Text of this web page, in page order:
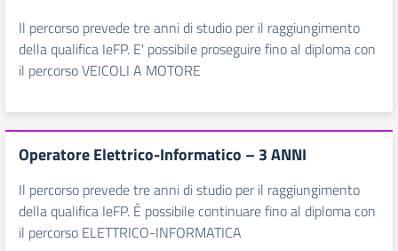
Il percorso prevede tre anni di studio per il raggiungimento
della qualifica IeFP. E' possibile proseguire fino al diploma con
il percorso VEICOLI A MOTORE
Operatore Elettrico-Informatico – 3 ANNI
Il percorso prevede tre anni di studio per il raggiungimento
della qualifica IeFP. È possibile continuare fino al diploma con
il percorso ELETTRICO-INFORMATICA